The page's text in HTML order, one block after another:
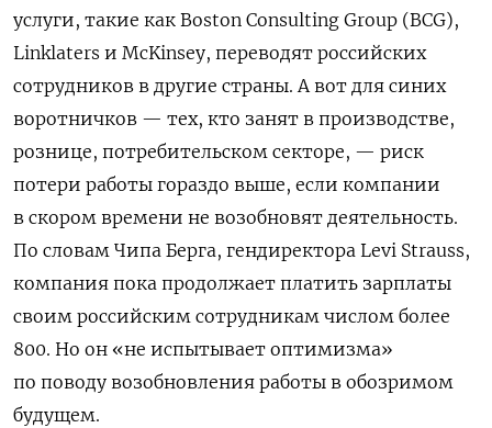
услуги, такие как Boston Consulting Group (BCG),
Linklaters и McKinsey, переводят российских
сотрудников в другие страны. А вот для синих
воротничков — тех, кто занят в производстве,
рознице, потребительском секторе, — риск
потери работы гораздо выше, если компании
в скором времени не возобновят деятельность.
По словам Чипа Берга, гендиректора Levi Strauss,
компания пока продолжает платить зарплаты
своим российским сотрудникам числом более
800. Но он «не испытывает оптимизма»
по поводу возобновления работы в обозримом
будущем.